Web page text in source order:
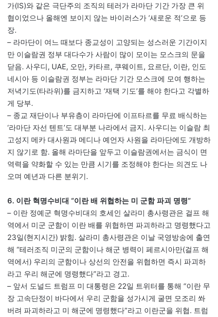
가(IS)와 같은 극단주의 조직의 테러가 라마단 기간 가장 큰 위
협이었으나 올해엔 보이지 않는 바이러스가 ‘새로운 적’으로 등
장.
– 라마단이 여느 때보다 종교성이 고양되는 성스러운 기간이지
만 이슬람권 정부 대다수가 사람이 많이 모이는 모스크의 문을
닫음. 사우디, UAE, 오만, 카타르, 쿠웨이트, 요르단, 이란, 인도
네시아 등 이슬람권 정부는 라마단 기간 모스크에 모여 행하는
저녁기도(타라위)를 금지하고 ‘재택 기도’를 해야 한다고 각별하
게 당부.
– 종교 재단이나 부유층이 라마단에 이프타르를 무료 배식하는
‘라마단 자선 텐트’도 대부분 나라에서 금지. 사우디는 이슬람 최
고성지 메카 대사원과 메디나 예언자 사원을 라마단에도 개방하
지 않기로 함. 올해 라마단을 앞두고 이슬람권에서는 금식이 면
역력을 약화할 수 있는 만큼 시기를 조정해야 한다는 의견도 나
오며 예년과 다른 분위기.
6. 이란 혁명수비대 “이란 배 위협하는 미 군함 파괴 명령”
– 이란 정예군 혁명수비대의 호세인 살라미 총사령관은 걸프 해
역에서 미군 군함이 이란 배를 위협하면 파괴하라고 명령했다고
23일(현지시간) 밝힘. 살라미 총사령관은 이날 국영방송에 출연
해 “테러조직 미군의 군함이나 해군 병력이 페르시아만(걸프 해
역에서) 우리의 군함이나 상선의 안전을 위협하면 즉시 파괴하
라고 우리 해군에 명령했다”라고 경고.
– 앞서 도널드 트럼프 미 대통령은 22일 트위터를 통해 “이란 무
장 고속단정이 바다에서 우리 군함을 성가시게 굴면 모조리 쏴
버려 파괴하라고 미 해군에 명령했다”라고 이란군을 위협. 트럼